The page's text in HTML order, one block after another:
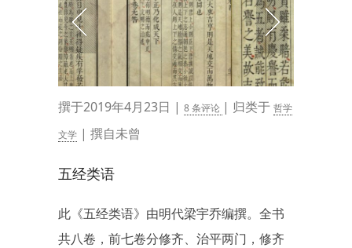
撰于2019年4月23日 | 8 条评论 | 归类于 哲学
文学 | 撰自未曾
五经类语
此《五经类语》由明代梁宇乔编撰。全书
共八卷，前七卷分修齐、治平两门，修齐